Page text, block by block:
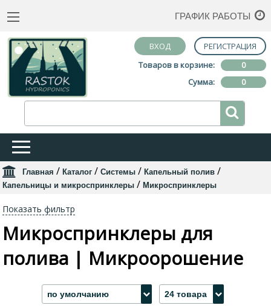
ГРАФИК РАБОТЫ
ВХОД
РЕГИСТРАЦИЯ
Товаров в корзине:
0
Сумма:
0
Главная / Каталог / Системы / Капельный полив /
Капельницы и микроспринклеры / Микроспринклеры
Показать фильтр
Микроспринклеры для
полива | Микроорошение
по умолчанию 24 товара